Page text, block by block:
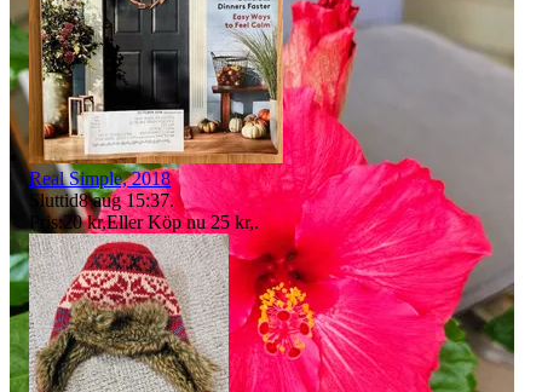
Real Simple, 2018
Sluttid8 aug 15:37.
Pris:20 kr,Eller Köp nu 25 kr,.